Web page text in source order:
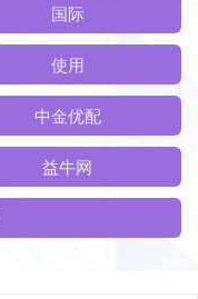
国际
使用
中金优配
益牛网